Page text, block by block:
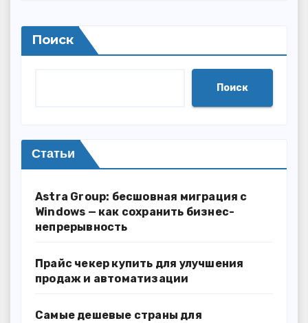
Поиск
Поиск
Статьи
Astra Group: бесшовная миграция с
Windows — как сохранить бизнес-
непрерывность
Прайс чекер купить для улучшения
продаж и автоматизации
Самые дешевые страны для